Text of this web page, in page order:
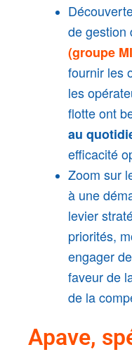
de gestion
(groupe
fournir les
les
flotte ont
au
efficacité
Zoom sur
à une
levier
priorités,
engager
faveur de
de la
Apave,